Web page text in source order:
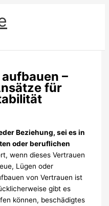
–
für
Beziehung, sei es in
oder beruflichen
wenn dieses Vertrauen
Lügen oder
von Vertrauen ist
gibt es
können, beschädigtes